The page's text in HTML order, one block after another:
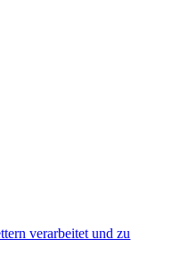
verarbeitet und zu